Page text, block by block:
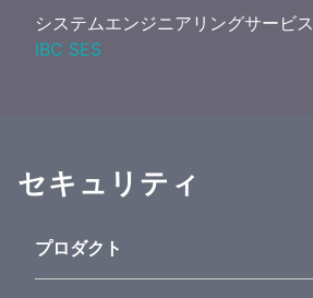
システムエンジニアリングサービス
IBC SES
セキュリティ
プロダクト